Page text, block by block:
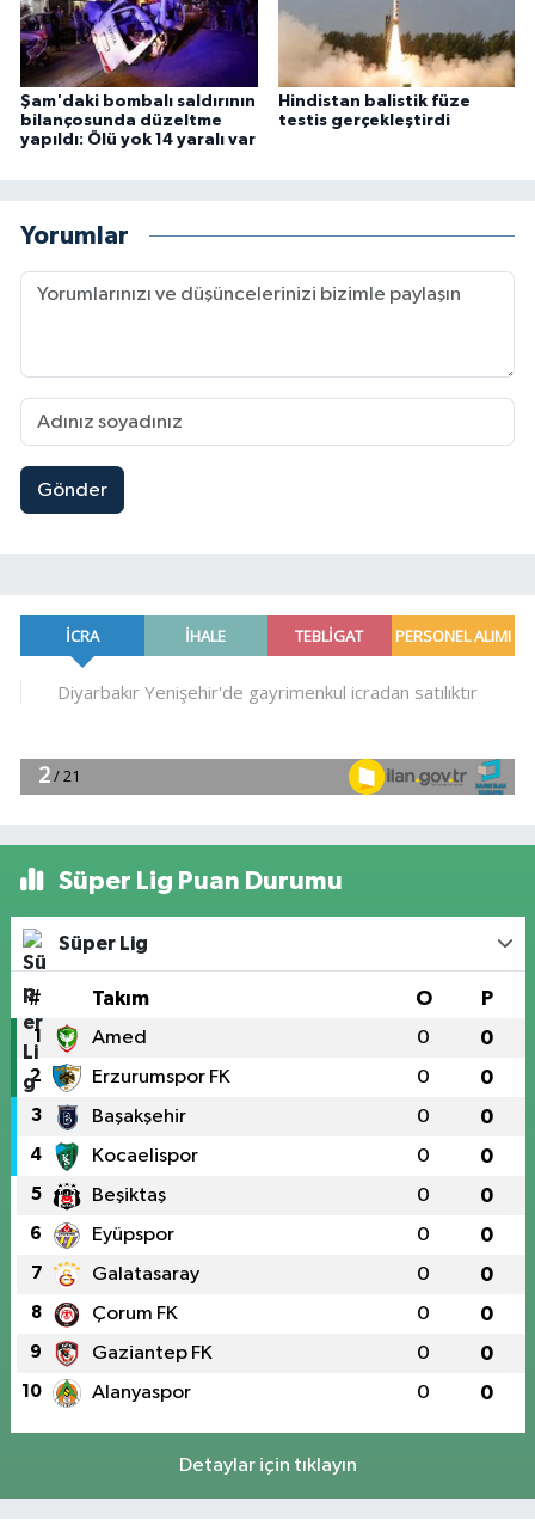
Şam'daki bombalı saldırının
bilançosunda düzeltme
yapıldı: Ölü yok 14 yaralı var
Hindistan balistik füze
testis gerçekleştirdi
Yorumlar
Gönder
Süper Lig Puan Durumu
Süper Lig
# Takım O P
1 Amed 0 0
2 Erzurumspor FK 0 0
3 Başakşehir 0 0
4 Kocaelispor 0 0
5 Beşiktaş 0 0
6 Eyüpspor 0 0
7 Galatasaray 0 0
8 Çorum FK 0 0
9 Gaziantep FK 0 0
10 Alanyaspor 0 0
Detaylar için tıklayın